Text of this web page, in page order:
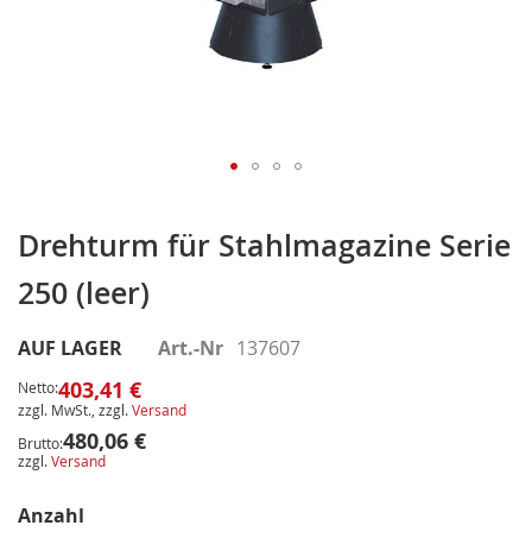
Drehturm für Stahlmagazine Serie
250 (leer)
AUF LAGER Art.-Nr 137607
Netto:403,41 €
zzgl. MwSt., zzgl.Versand
Brutto:480,06 €
zzgl.Versand
Anzahl
Anfang
der
Bildergalerie